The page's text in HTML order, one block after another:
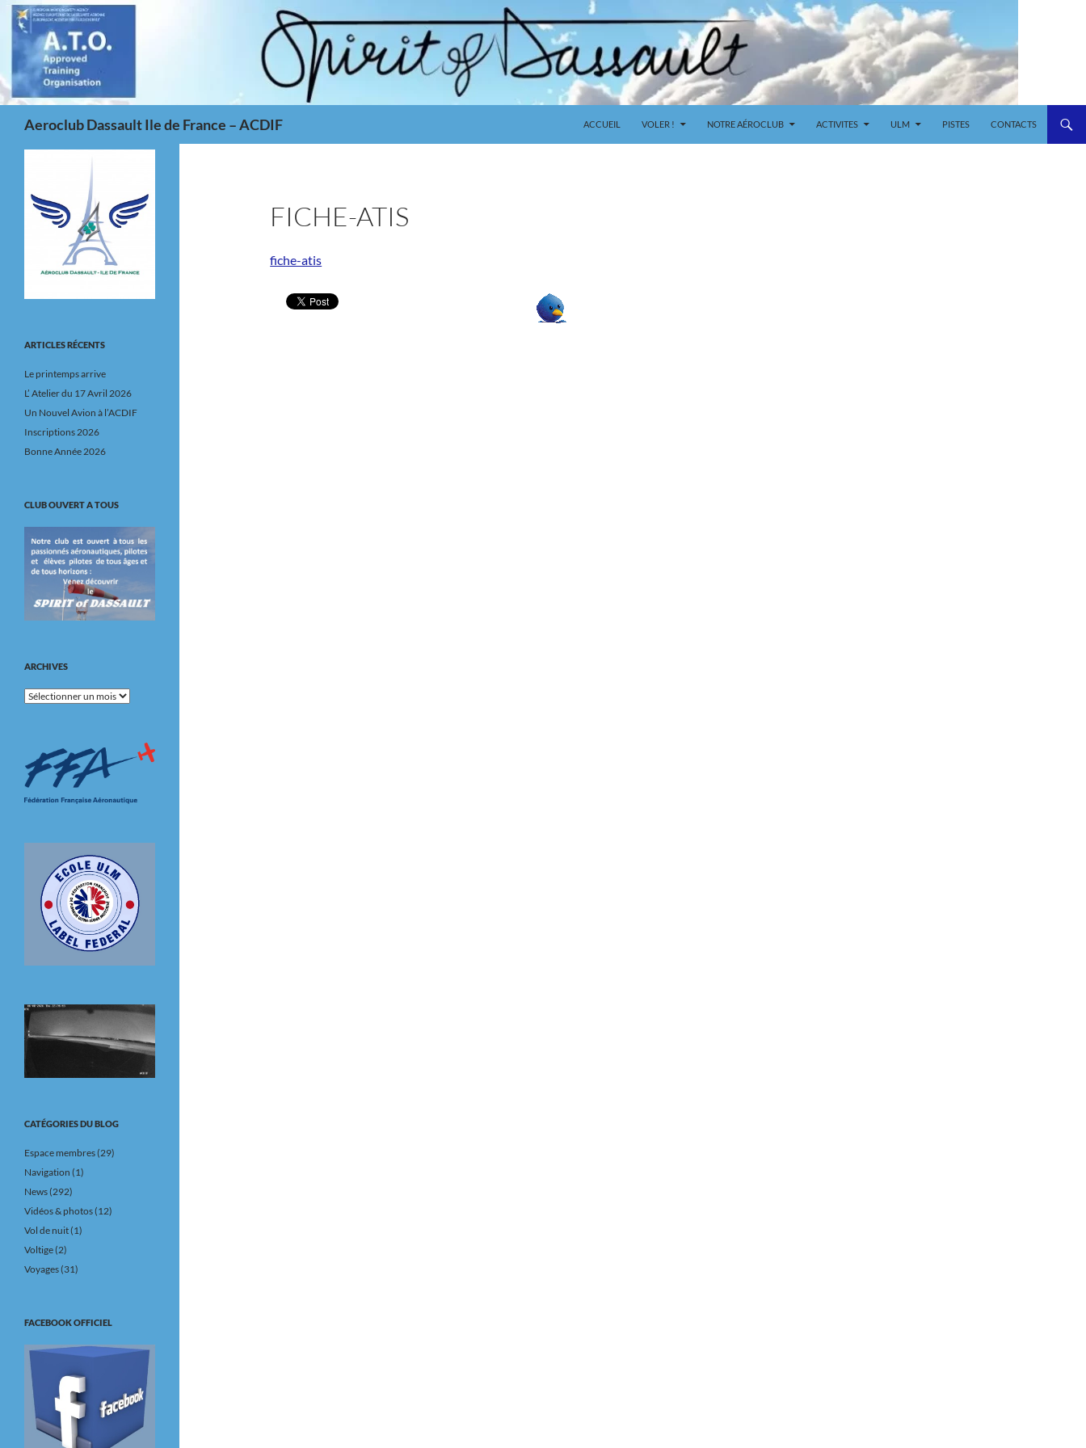
Aller
contenu
Aeroclub Dassault Ile de France – ACDIF ACCUEIL VOLER ! NOTRE AÉROCLUB ACTIVITES ULM PISTES CONTACTS
FICHE-ATIS
fiche-atis
ARTICLES RÉCENTS
Le printemps arrive
L’ Atelier du 17 Avril 2026
Un Nouvel Avion à l’ACDIF
Inscriptions 2026
Bonne Année 2026
CLUB OUVERT A TOUS
ARCHIVES
Archives
CATÉGORIES DU BLOG
Espace membres(29)
Navigation (1)
News(292)
Vidéos & photos(12)
Vol de nuit(1)
Voltige(2)
Voyages(31)
FACEBOOK OFFICIEL